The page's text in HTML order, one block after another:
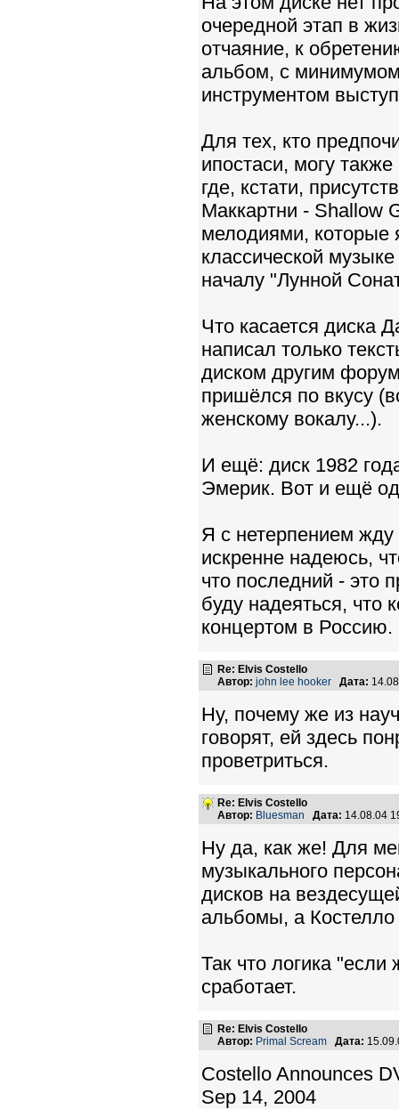
очередной этап в
отчаяние, к
альбом, с
инструментом
Для тех, кто
ипостаси, могу
где, кстати,
Маккартни - Shallow
мелодиями, которые
классической
началу "Лунной
Что касается диска
написал только
диском другим
пришёлся по вкусу
женскому вокалу...).
И ещё: диск 1982
Эмерик. Вот и ещё
Я с нетерпением жду
искренне надеюсь,
что последний - это
буду надеяться, что
концертом в Россию.
Re: Elvis Costello
Автор: john lee hooker Дата:
Ну, почему же из
говорят, ей здесь
проветриться.
Re: Elvis Costello
Автор: Bluesman Дата: 14.08.04
Ну да, как же! Для
музыкального
дисков на
альбомы, а Костелло
Так что логика
сработает.
Re: Elvis Costello
Автор: Primal Scream Дата:
Costello Announces
Sep 14, 2004